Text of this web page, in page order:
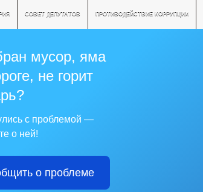
СОВЕТ ДЕПУТАТОВ ПРОТИВОДЕЙСТВИЕ КОРРУПЦИИ
мусор, яма
не горит
с проблемой —
о ней!
о проблеме